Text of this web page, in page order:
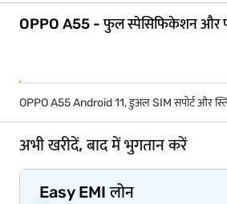
OPPO A55 - फुल स्पेसिफिकेशन और
OPPO A55 Android 11, डुअल SIM सपोर्ट और
अभी खरीदें, बाद में भुगतान करें
Easy EMI लोन